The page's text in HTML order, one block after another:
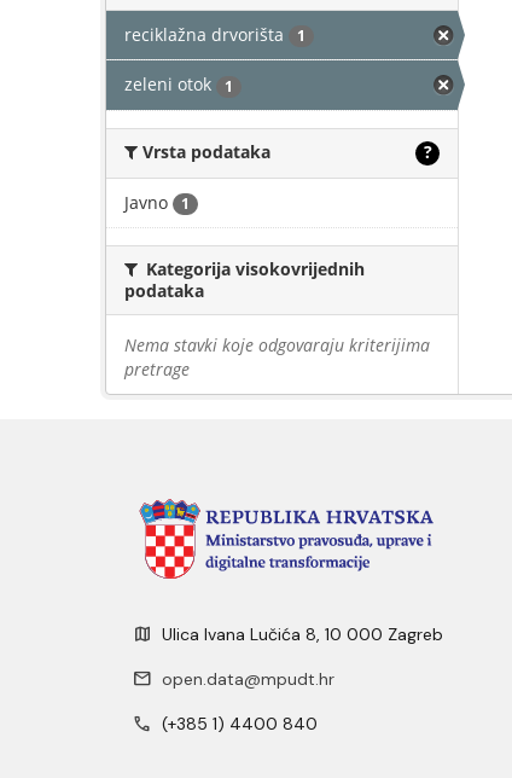
reciklažna drvorišta 1
zeleni otok 1
Vrsta podataka ?
Javno 1
Kategorija visokovrijednih
podataka
Nema stavki koje odgovaraju kriterijima
pretrage